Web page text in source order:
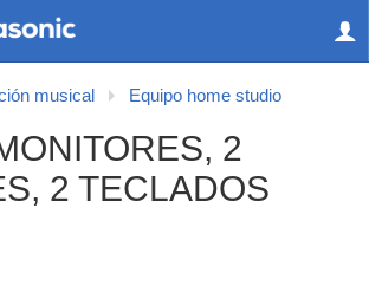
musical Equipo home studio
2
2 TECLADOS